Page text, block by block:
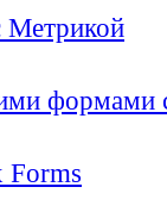
Метрикой
формами
Forms